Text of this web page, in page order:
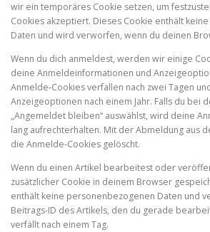
wir ein temporäres Cookie setzen, um
Cookies akzeptiert. Dieses Cookie enthält
Daten und wird verworfen, wenn du deinen
Wenn du dich anmeldest, werden wir einige
deine Anmeldeinformationen und
Anmelde-Cookies verfallen nach zwei Tagen
Anzeigeoptionen nach einem Jahr. Falls du bei
„Angemeldet bleiben“ auswählst, wird deine
lang aufrechterhalten. Mit der Abmeldung aus
die Anmelde-Cookies gelöscht.
Wenn du einen Artikel bearbeitest oder
zusätzlicher Cookie in deinem Browser
enthält keine personenbezogenen Daten und
Beitrags-ID des Artikels, den du gerade
verfällt nach einem Tag.